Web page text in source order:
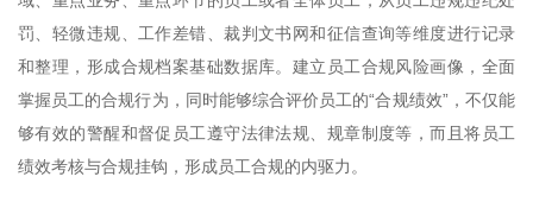
罚、轻微违规、工作差错、裁判文书网和征信查询等维度进行记录
和整理，形成合规档案基础数据库。建立员工合规风险画像，全面
掌握员工的合规行为，同时能够综合评价员工的“合规绩效”，不仅能
够有效的警醒和督促员工遵守法律法规、规章制度等，而且将员工
绩效考核与合规挂钩，形成员工合规的内驱力。